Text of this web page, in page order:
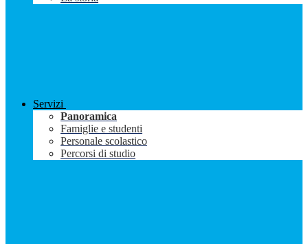
Servizi
Panoramica
Famiglie e studenti
Personale scolastico
Percorsi di studio